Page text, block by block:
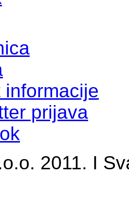
informacije
prijava
2011. I